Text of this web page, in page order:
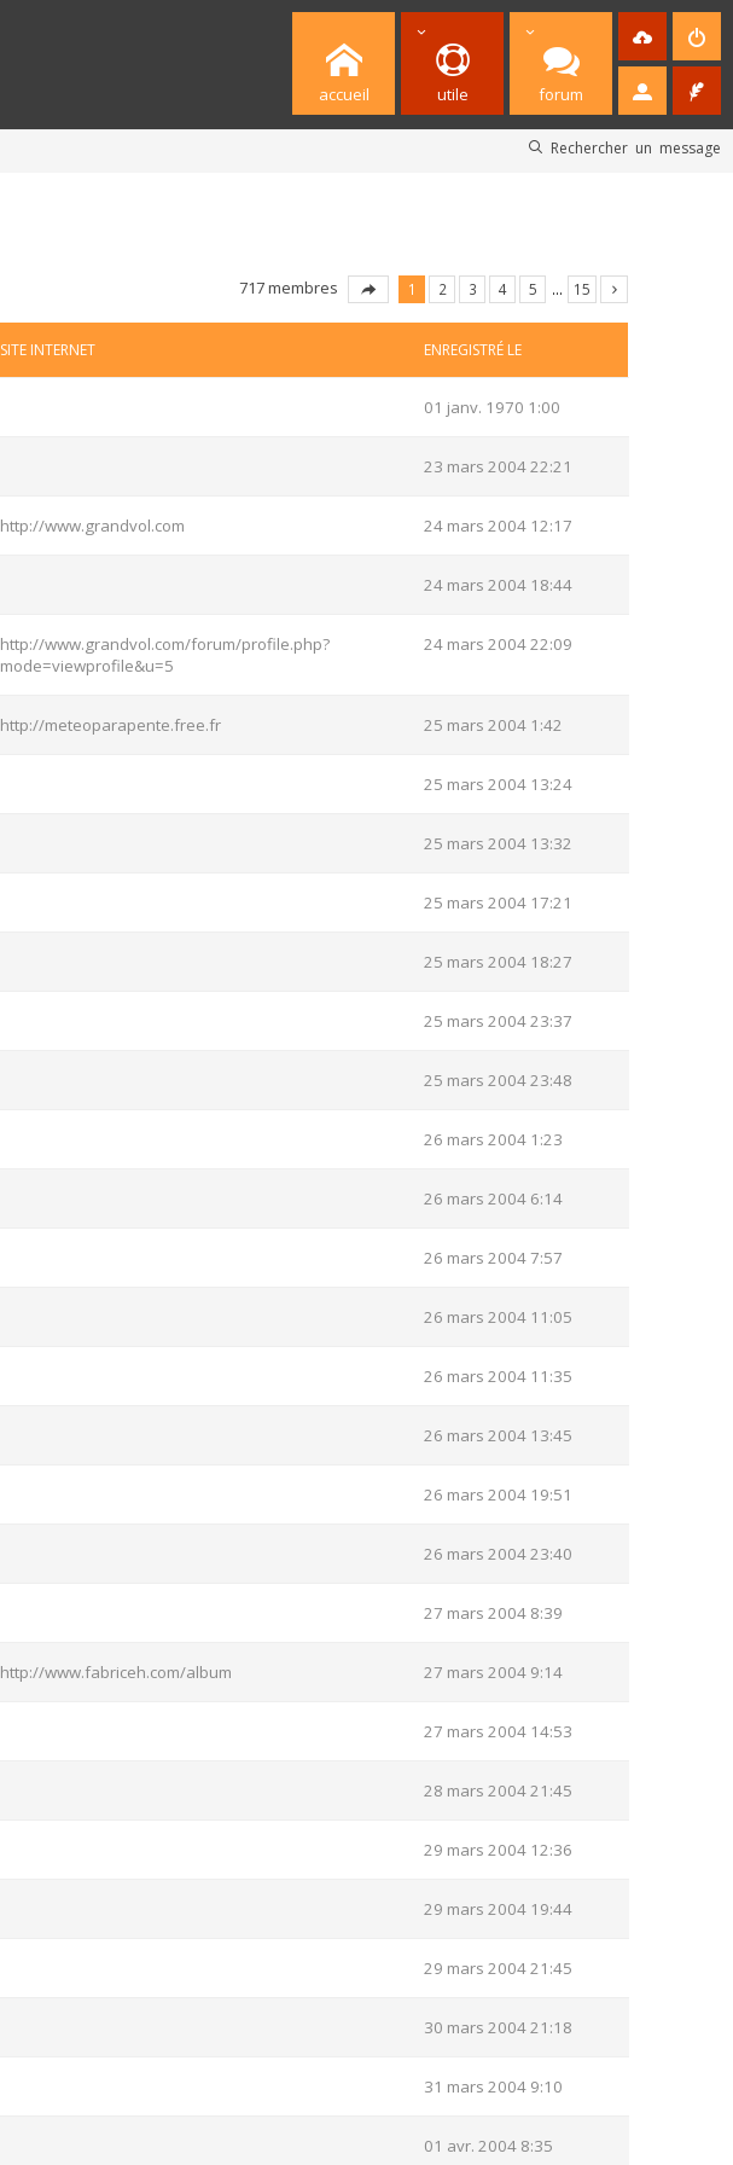
accueil utile forum
Rechercher un message
717 membres 1 2 3 4 5 … 15
SITE INTERNET ENREGISTRÉ LE
01 janv. 1970 1:00
23 mars 2004 22:21
http://www.grandvol.com 24 mars 2004 12:17
24 mars 2004 18:44
http://www.grandvol.com/forum/profile.php?
mode=viewprofile&u=5
24 mars 2004 22:09
http://meteoparapente.free.fr 25 mars 2004 1:42
25 mars 2004 13:24
25 mars 2004 13:32
25 mars 2004 17:21
25 mars 2004 18:27
25 mars 2004 23:37
25 mars 2004 23:48
26 mars 2004 1:23
26 mars 2004 6:14
26 mars 2004 7:57
26 mars 2004 11:05
26 mars 2004 11:35
26 mars 2004 13:45
26 mars 2004 19:51
26 mars 2004 23:40
27 mars 2004 8:39
http://www.fabriceh.com/album 27 mars 2004 9:14
27 mars 2004 14:53
28 mars 2004 21:45
29 mars 2004 12:36
29 mars 2004 19:44
29 mars 2004 21:45
30 mars 2004 21:18
31 mars 2004 9:10
01 avr. 2004 8:35